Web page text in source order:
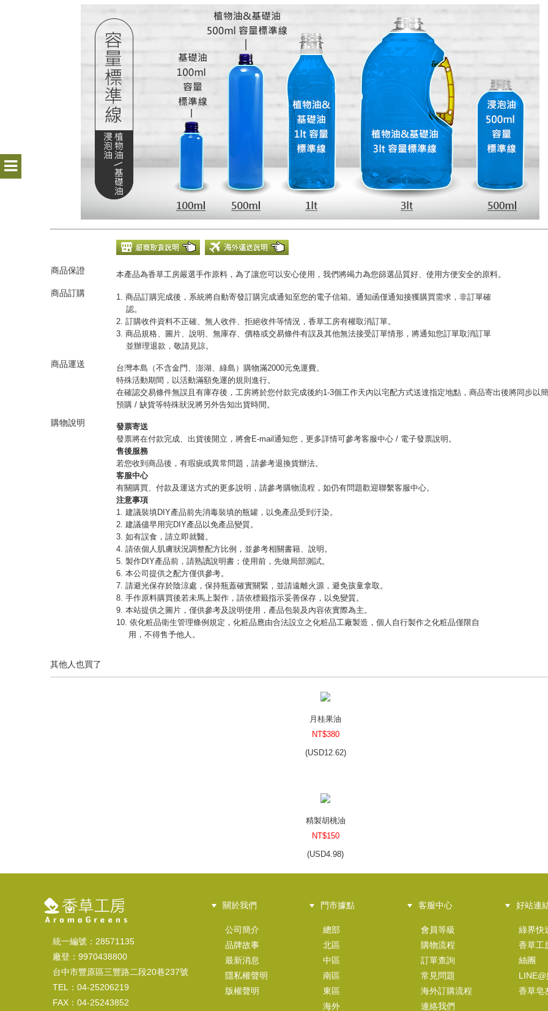
商品保證 本產品為香草工房嚴選手作原料，為了讓您可以安心使用，我們將竭力為您篩選品質好、使用方便安全的原料。
商品訂購
1. 商品訂購完成後，系統將自動寄發訂購完成通知至您的電子信箱。通知函僅通知接獲購買需求，非訂單確
認。
2. 訂購收件資料不正確、無人收件、拒絕收件等情況，香草工房有權取消訂單。
3. 商品規格、圖片、說明、無庫存、價格或交易條件有誤及其他無法接受訂單情形，將通知您訂單取消訂單
並辦理退款，敬請見諒。
商品運送
台灣本島（不含金門、澎湖、綠島）購物滿2000元免運費。
特殊活動期間，以活動滿額免運的規則進行。
在確認交易條件無誤且有庫存後，工房將於您付款完成後約1-3個工作天內以宅配方式送達指定地點，商品寄出後將同步以簡
預購 / 缺貨等特殊狀況將另外告知出貨時間。
購物說明
發票寄送
發票將在付款完成、出貨後開立，將會E-mail通知您，更多詳情可參考客服中心 / 電子發票說明。
售後服務
若您收到商品後，有瑕疵或異常問題，請參考退換貨辦法。
客服中心
有關購買、付款及運送方式的更多說明，請參考購物流程，如仍有問題歡迎聯繫客服中心。
注意事項
1. 建議裝填DIY產品前先消毒裝填的瓶罐，以免產品受到汙染。
2. 建議儘早用完DIY產品以免產品變質。
3. 如有誤食，請立即就醫。
4. 請依個人肌膚狀況調整配方比例，並參考相關書籍、說明。
5. 製作DIY產品前，請熟讀說明書；使用前，先做局部測試。
6. 本公司提供之配方僅供參考。
7. 請避光保存於陰涼處，保持瓶蓋確實關緊，並請遠離火源，避免孩童拿取。
8. 手作原料購買後若未馬上製作，請依標籤指示妥善保存，以免變質。
9. 本站提供之圖片，僅供參考及說明使用，產品包裝及內容依實際為主。
10. 依化粧品衛生管理條例規定，化粧品應由合法設立之化粧品工廠製造，個人自行製作之化粧品僅限自
用，不得售予他人。
其他人也買了
月桂果油
NT$380
(USD12.62)
精製胡桃油
NT$150
(USD4.98)
統一編號：28571135
廠登：9970438800
台中市豐原區三豐路二段20巷237號
TEL：04-25206219
FAX：04-25243852
關於我們
公司簡介
品牌故事
最新消息
隱私權聲明
版權聲明
門市據點
總部
北區
中區
南區
東區
海外
客服中心
會員等級
購物流程
訂單查詢
常見問題
海外訂購流程
連絡我們
好站連
綠界快
香草工
絲團
香草皂